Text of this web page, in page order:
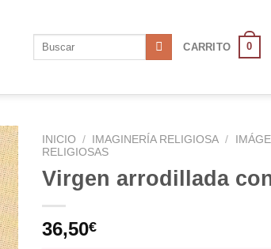
CARRITO 0
INICIO / IMAGINERÍA RELIGIOSA /
RELIGIOSAS
Virgen arrodillada
36,50€